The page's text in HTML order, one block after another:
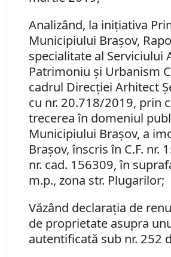
Analizând, la iniţiativa
Municipiului Braşov,
specialitate al Serviciului
Patrimoniu şi Urbanism
cadrul Direcţiei Arhitect
cu nr. 20.718/2019, prin
trecerea în domeniul
Municipiului Braşov, a
Braşov, înscris în C.F. nr.
nr. cad. 156309, în
m.p., zona str. Plugarilor;
Văzând declaraţia de
de proprietate asupra
autentificată sub nr. 252